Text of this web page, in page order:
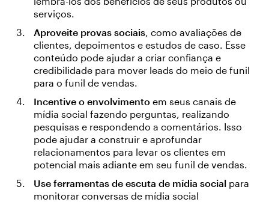
serviços.
Aproveite provas sociais, como avaliações de
clientes, depoimentos e estudos de caso. Esse
conteúdo pode ajudar a criar confiança e
credibilidade para mover leads do meio de funil
para o funil de vendas.
Incentive o envolvimento em seus canais de
mídia social fazendo perguntas, realizando
pesquisas e respondendo a comentários. Isso
pode ajudar a construir e aprofundar
relacionamentos para levar os clientes em
potencial mais adiante em seu funil de vendas.
Use ferramentas de escuta de mídia social para
monitorar conversas de mídia social